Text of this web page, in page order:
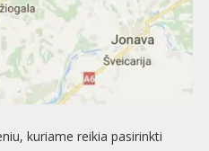
kuriame reikia pasirinkti